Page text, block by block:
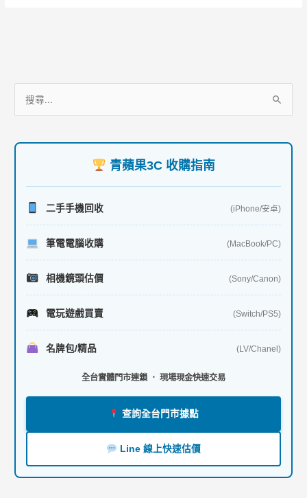
青蘋果3C 收購指南
二手手機回收 (iPhone/安卓)
筆電電腦收購 (MacBook/PC)
相機鏡頭估價 (Sony/Canon)
電玩遊戲買賣 (Switch/PS5)
名牌包/精品 (LV/Chanel)
全台實體門市連鎖 ． 現場現金快速交易
查詢全台門市據點
Line 線上快速估價
目